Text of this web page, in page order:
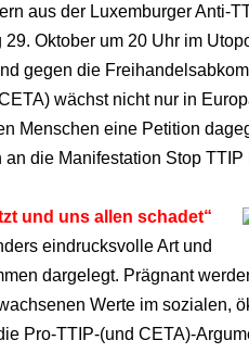
aus der Luxemburger Anti-
Oktober um 20 Uhr im
gegen die
wächst nicht nur in
Menschen eine Petition
die Manifestation Stop TTIP
und uns allen schadet“
eindrucksvolle Art und
dargelegt. Prägnant
Werte im sozialen,
Pro-TTIP-(und CETA)-